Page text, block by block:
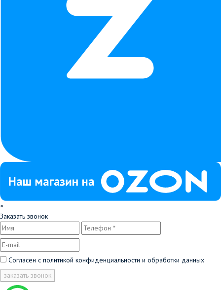
×
Заказать звонок
Согласен с политикой конфиденциальности и обработки данных
заказать звонок